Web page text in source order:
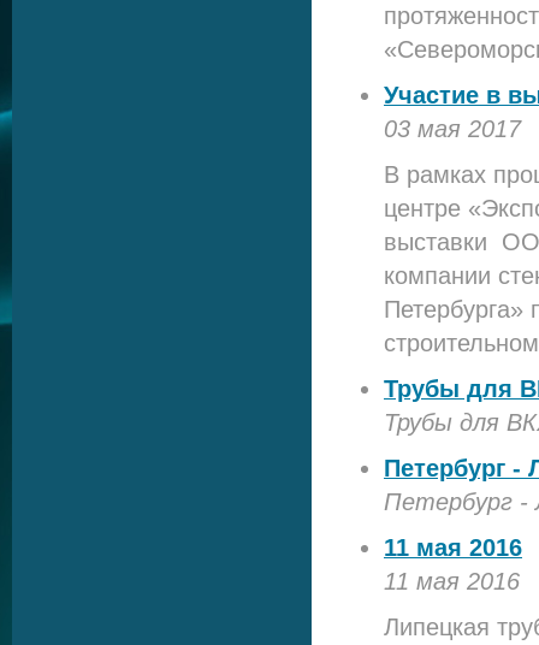
Участие в
03 мая 2017
В рамках
центре
выставки
компании
Петербурга»
Трубы для
Трубы для
Петербург -
Петербург -
11 мая 2016
11 мая 2016
Липецкая